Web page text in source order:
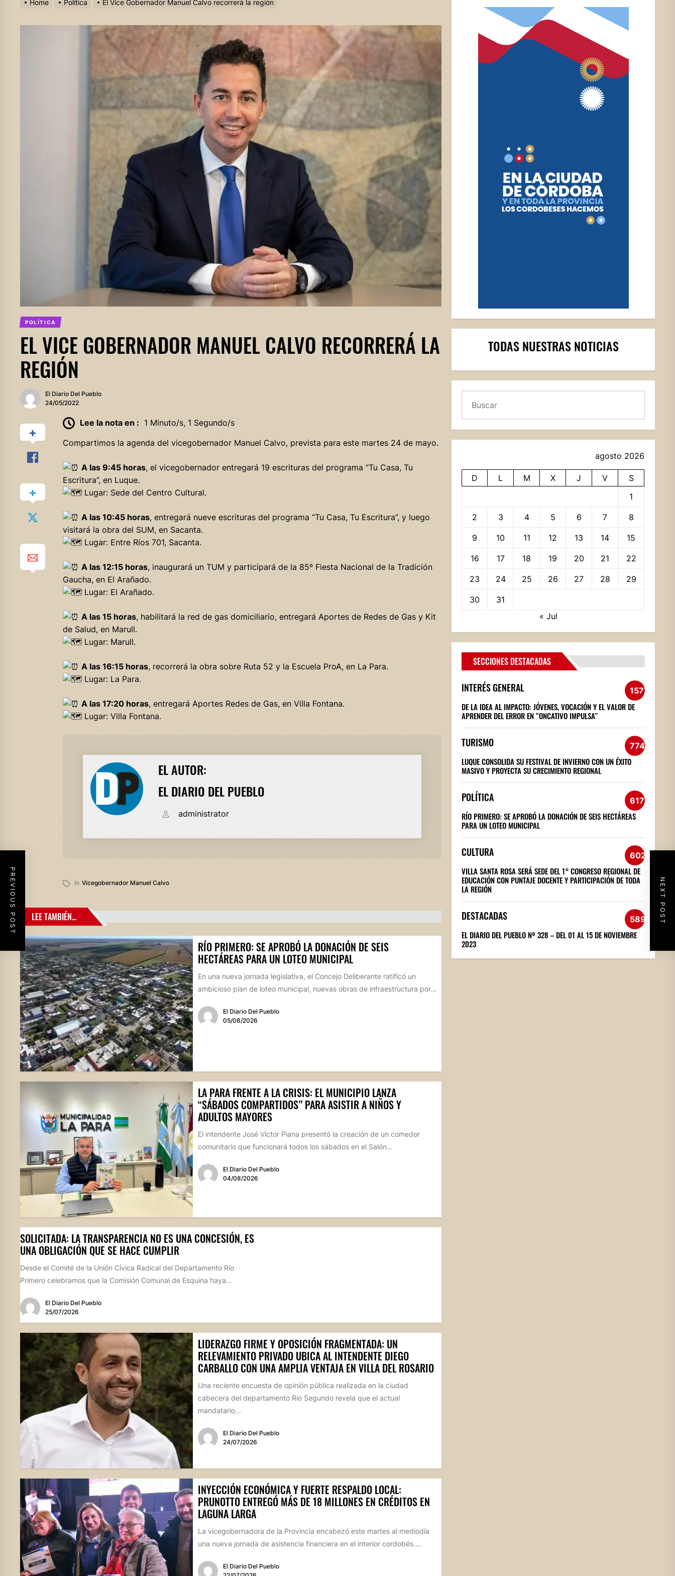
Home Política El Vice Gobernador Manuel Calvo recorrerá la región
POLÍTICA
EL VICE GOBERNADOR MANUEL CALVO RECORRERÁ LA
REGIÓN
El Diario Del Pueblo
24/05/2022
Lee la nota en : 1 Minuto/s, 1 Segundo/s
Compartimos la agenda del vicegobernador Manuel Calvo, prevista para este martes 24 de mayo.
A las 9:45 horas, el vicegobernador entregará 19 escrituras del programa “Tu Casa, Tu
Escritura”, en Luque.
Lugar: Sede del Centro Cultural.
A las 10:45 horas, entregará nueve escrituras del programa “Tu Casa, Tu Escritura”, y luego
visitará la obra del SUM, en Sacanta.
Lugar: Entre Ríos 701, Sacanta.
A las 12:15 horas, inaugurará un TUM y participará de la 85º Fiesta Nacional de la Tradición
Gaucha, en El Arañado.
Lugar: El Arañado.
A las 15 horas, habilitará la red de gas domiciliario, entregará Aportes de Redes de Gas y Kit
de Salud, en Marull.
Lugar: Marull.
A las 16:15 horas, recorrerá la obra sobre Ruta 52 y la Escuela ProA, en La Para.
Lugar: La Para.
A las 17:20 horas, entregará Aportes Redes de Gas, en Villa Fontana.
Lugar: Villa Fontana.
EL AUTOR:
EL DIARIO DEL PUEBLO
administrator
In Vicegobernador Manuel Calvo
PREVIOUS POST NEXT POST
LEE TAMBIÉN...
RÍO PRIMERO: SE APROBÓ LA DONACIÓN DE SEIS
HECTÁREAS PARA UN LOTEO MUNICIPAL
En una nueva jornada legislativa, el Concejo Deliberante ratificó un
ambicioso plan de loteo municipal, nuevas obras de infraestructura por...
El Diario Del Pueblo
05/08/2026
LA PARA FRENTE A LA CRISIS: EL MUNICIPIO LANZA
“SÁBADOS COMPARTIDOS” PARA ASISTIR A NIÑOS Y
ADULTOS MAYORES
El intendente José Víctor Piana presentó la creación de un comedor
comunitario que funcionará todos los sábados en el Salón...
El Diario Del Pueblo
04/08/2026
SOLICITADA: LA TRANSPARENCIA NO ES UNA CONCESIÓN, ES
UNA OBLIGACIÓN QUE SE HACE CUMPLIR
Desde el Comité de la Unión Cívica Radical del Departamento Río
Primero celebramos que la Comisión Comunal de Esquina haya...
El Diario Del Pueblo
25/07/2026
LIDERAZGO FIRME Y OPOSICIÓN FRAGMENTADA: UN
RELEVAMIENTO PRIVADO UBICA AL INTENDENTE DIEGO
CARBALLO CON UNA AMPLIA VENTAJA EN VILLA DEL ROSARIO
Una reciente encuesta de opinión pública realizada en la ciudad
cabecera del departamento Río Segundo revela que el actual
mandatario...
El Diario Del Pueblo
24/07/2026
INYECCIÓN ECONÓMICA Y FUERTE RESPALDO LOCAL:
PRUNOTTO ENTREGÓ MÁS DE 18 MILLONES EN CRÉDITOS EN
LAGUNA LARGA
La vicegobernadora de la Provincia encabezó este martes al mediodía
una nueva jornada de asistencia financiera en el interior cordobés....
El Diario Del Pueblo
TODAS NUESTRAS NOTICIAS
agosto 2026
D L M X J V
S
1
2 3 4 5 6 7 8
9 10 11 12 13 14 15
16 17 18 19 20 21 22
23 24 25 26 27 28 29
30
31
« Jul
SECCIONES DESTACADAS
INTERÉS GENERAL 1572
DE LA IDEA AL IMPACTO: JÓVENES, VOCACIÓN Y EL VALOR DE
APRENDER DEL ERROR EN “ONCATIVO IMPULSA”
TURISMO 774
LUQUE CONSOLIDA SU FESTIVAL DE INVIERNO CON UN ÉXITO
MASIVO Y PROYECTA SU CRECIMIENTO REGIONAL
POLÍTICA 617
RÍO PRIMERO: SE APROBÓ LA DONACIÓN DE SEIS HECTÁREAS
PARA UN LOTEO MUNICIPAL
CULTURA 602
VILLA SANTA ROSA SERÁ SEDE DEL 1° CONGRESO REGIONAL DE
EDUCACIÓN CON PUNTAJE DOCENTE Y PARTICIPACIÓN DE TODA
LA REGIÓN
DESTACADAS 589
EL DIARIO DEL PUEBLO Nº 328 – DEL 01 AL 15 DE NOVIEMBRE
2023